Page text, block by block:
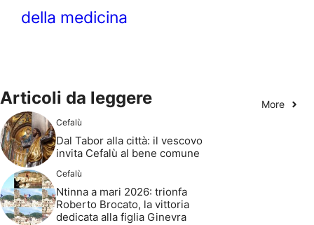
della medicina
Articoli da leggere More
Cefalù
Dal Tabor alla città: il vescovo
invita Cefalù al bene comune
Cefalù
Ntinna a mari 2026: trionfa
Roberto Brocato, la vittoria
dedicata alla figlia Ginevra